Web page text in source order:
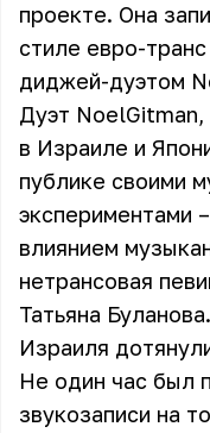
проекте. Она
стиле евро-
диджей-дуэтом
Дуэт
в Израиле и
публике своими
экспериментами
влиянием
нетрансовая
Татьяна
Израиля
Не один час был
звукозаписи на